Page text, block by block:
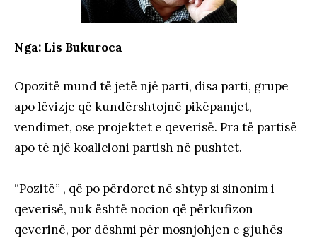
Nga: Lis Bukuroca
Opozitë mund të jetë një parti, disa parti, grupe
apo lëvizje që kundërshtojnë pikëpamjet,
vendimet, ose projektet e qeverisë. Pra të partisë
apo të një koalicioni partish në pushtet.
“Pozitë” , që po përdoret në shtyp si sinonim i
qeverisë, nuk është nocion që përkufizon
qeverinë, por dëshmi për mosnjohjen e gjuhës